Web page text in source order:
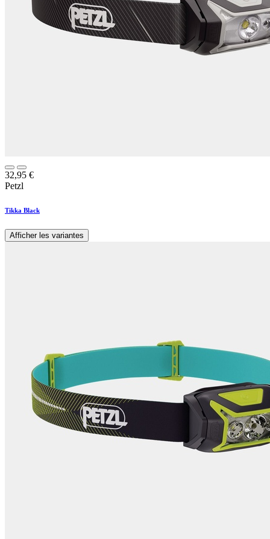
32,95 €
Petzl
Tikka Black
Afficher les variantes